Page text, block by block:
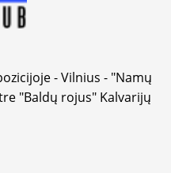
- Vilnius - "Namų
"Baldų rojus" Kalvarijų